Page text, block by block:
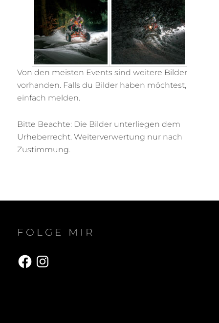
Von den meisten Events sind weitere Bilder
vorhanden. Falls du Bilder haben möchtest,
einfach melden.
Bitte Beachte: Die Bilder unterliegen dem
Urheberrecht. Weiterverwertung nur nach
Zustimmung.
FOLGE MIR
FacebookInstagram